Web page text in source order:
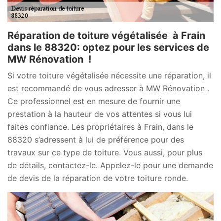
Réparation de toiture végétalisée à Frain
dans le 88320: optez pour les services de
MW Rénovation !
Si votre toiture végétalisée nécessite une réparation, il
est recommandé de vous adresser à MW Rénovation .
Ce professionnel est en mesure de fournir une
prestation à la hauteur de vos attentes si vous lui
faites confiance. Les propriétaires à Frain, dans le
88320 s’adressent à lui de préférence pour des
travaux sur ce type de toiture. Vous aussi, pour plus
de détails, contactez-le. Appelez-le pour une demande
de devis de la réparation de votre toiture ronde.